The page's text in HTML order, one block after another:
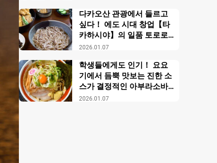
2026.01.07
다카오산 관광에서 들르고
싶다！ 에도 시대 창업【타
카하시야】의 일품 토로로
소바
2026.01.07
학생들에게도 인기！ 요요
기에서 듬뿍 맛보는 진한 소
스가 결정적인 아부라소바
【무사시노 아부라 각카